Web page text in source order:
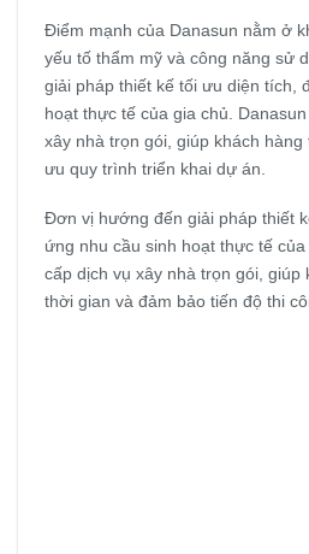
Điểm mạnh của Danasun nằm ở
yếu tố thẩm mỹ và công năng sử
giải pháp thiết kế tối ưu diện tích,
hoạt thực tế của gia chủ.
xây nhà trọn gói, giúp khách
ưu quy trình triển khai dự án.
Đơn vị hướng đến giải pháp thiết
ứng nhu cầu sinh hoạt thực tế
cấp dịch vụ xây nhà trọn gói, giúp
thời gian và đảm bảo tiến độ thi